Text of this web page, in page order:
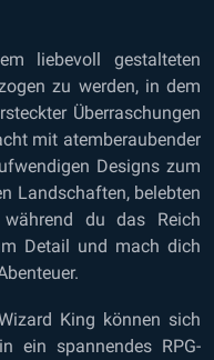
liebevoll gestalteten
zu werden, in dem
Überraschungen
mit atemberaubender
Designs zum
Landschaften, belebten
du das Reich
Detail und mach dich
King können sich
ein spannendes RPG-